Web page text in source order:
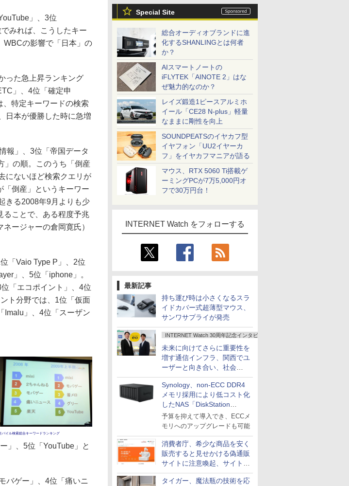
Special Site
総合オーディオブランドに進
化するSHANLINGとは何者
か？
AIスマートノートの
iFLYTEK「AINOTE 2」はな
ぜ魅力的なのか？
レイズ鍛造1ピースアルミホ
イール「CE28 N-plus」軽量
なままに剛性を向上
SOUNDPEATSのイヤカフ型
イヤフォン「UU2イヤーカ
フ」をイヤカフマニアが語る
マウス、RTX 5060 Ti搭載ゲ
ーミングPCが7万5,000円オ
フで30万円台！
INTERNET Watch をフォローする
最新記事
持ち運び時は小さくなるスラ
イドカバー式超薄型マウス、
サンワサプライが発売
INTERNET Watch 30周年記念インタビュー
未来に向けてさらに重要性を
増す通信インフラ、関西でユ
ーザーと向き合い、社会
の“あたらしい”を起動し続け
る～オプテージ
Synology、non-ECC DDR4
メモリ採用により低コスト化
したNAS「DiskStation
neo+」シリーズ
予算を抑えて導入でき、ECCメ
モリへのアップグレードも可能
消費者庁、希少な商品を安く
販売すると見せかける偽通販
サイトに注意喚起、サイト名
とドメイン名を公表
タイガー、魔法瓶の技術を応
」、3位
みれば、こうしたキー
WBCの影響で「日本」の
った急上昇ランキング
」、4位「確定申
特定キーワードの検索
日本が優勝した時に急増
報」、3位「帝国データ
」の順。このうち「倒産
にないほど検索クエリが
「倒産」というキーワー
きる2008年9月よりも少
ることで、ある程度予兆
ージャーの倉岡寛氏）
「Vaio Type P」、2位
」、5位「iphone」。
「エコポイント」、4位
ト分野では、1位「仮面
Imalu」、4位「スーザン
バイル検索総合キーワードランキング
」、5位「YouTube」と
バゲー」、4位「痛いニ